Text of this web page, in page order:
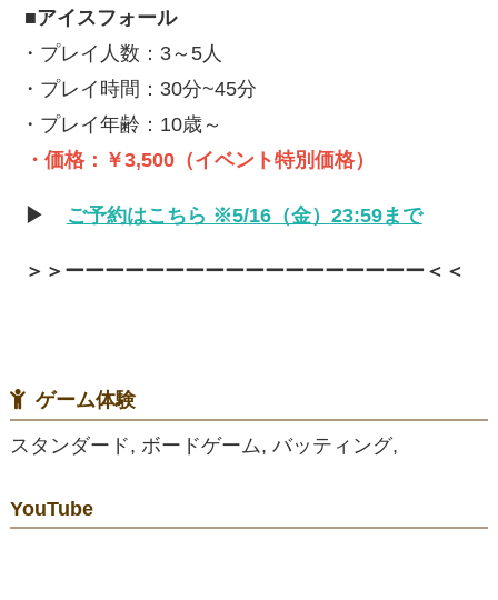
■アイスフォール
・プレイ人数：3～5人
・プレイ時間：30分~45分
・プレイ年齢：10歳～
・価格：￥3,500（イベント特別価格）
▶ ご予約はこちら ※5/16（金）23:59まで
＞＞ーーーーーーーーーーーーーーーーーー＜＜
ゲーム体験
スタンダード, ボードゲーム, バッティング,
YouTube